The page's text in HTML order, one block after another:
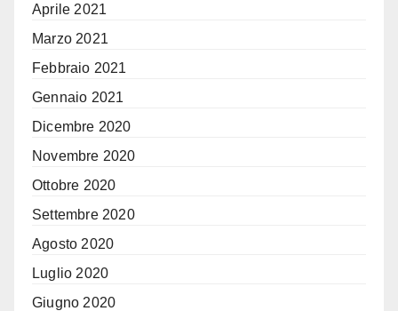
Aprile 2021
Marzo 2021
Febbraio 2021
Gennaio 2021
Dicembre 2020
Novembre 2020
Ottobre 2020
Settembre 2020
Agosto 2020
Luglio 2020
Giugno 2020